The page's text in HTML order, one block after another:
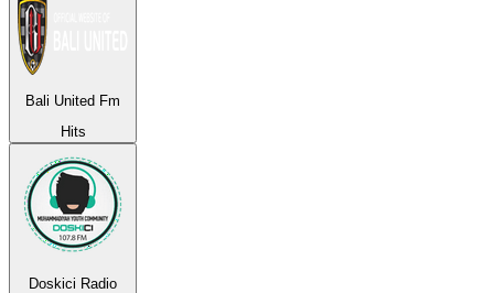
Bali United Fm
Hits
Doskici Radio